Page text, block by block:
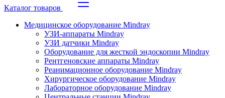
Каталог товаров
Медицинское оборудование Mindray
УЗИ-аппараты Mindray
УЗИ датчики Mindray
Оборудование для жесткой эндоскопии Mindray
Рентгеновские аппараты Mindray
Реанимационное оборудование Mindray
Хирургическое оборудование Mindray
Лабораторное оборудование Mindray